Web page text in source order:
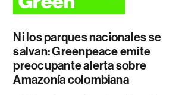
Ni los parques nacionales se
salvan: Greenpeace emite
preocupante alerta sobre
Amazonía colombiana